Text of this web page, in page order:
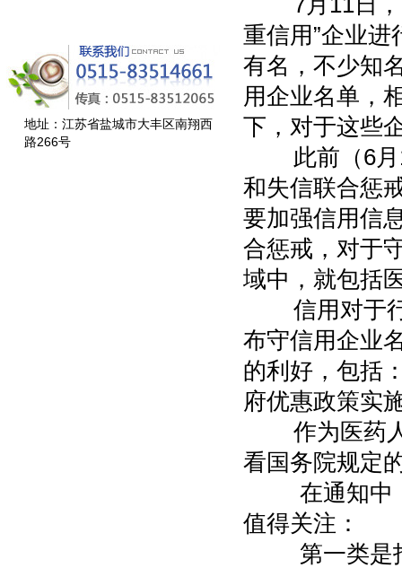
地址：江苏省盐城市大丰区南翔西
路266号
重信用”企业
有名，不少知
用企业名单，
下，对于这些
此前（6月
和失信联合惩
要加强信用信
合惩戒，对于
域中，就包括
信用对于行
布守信用企业
的利好，包括
府优惠政策实
作为医药人
看国务院规定
在通知中，
值得关注：
第一类是指